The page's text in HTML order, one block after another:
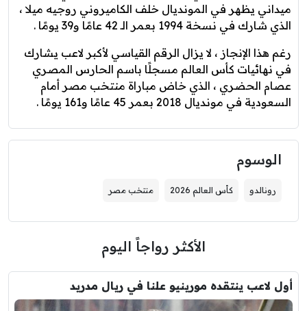
ميداني يظهر في المونديال خلف الكاميروني روجيه ميلا ،
الذي شارك في نسخة 1994 بعمر الـ 42 عامًا و39 يومًا .
رغم هذا الإنجاز ، لا يزال الرقم القياسي لأكبر لاعب يشارك
في نهائيات كأس العالم مسجلًا باسم الحارس المصري
عصام الحضري ، الذي خاض مباراة منتخب مصر أمام
السعودية في مونديال 2018 بعمر 45 عامًا و161 يومًا .
الوسوم
رونالدو كأس العالم 2026 منتخب مصر
الأكثر رواجاً اليوم
أول لاعب ينتقده مورينيو علنا في ريال مدريد